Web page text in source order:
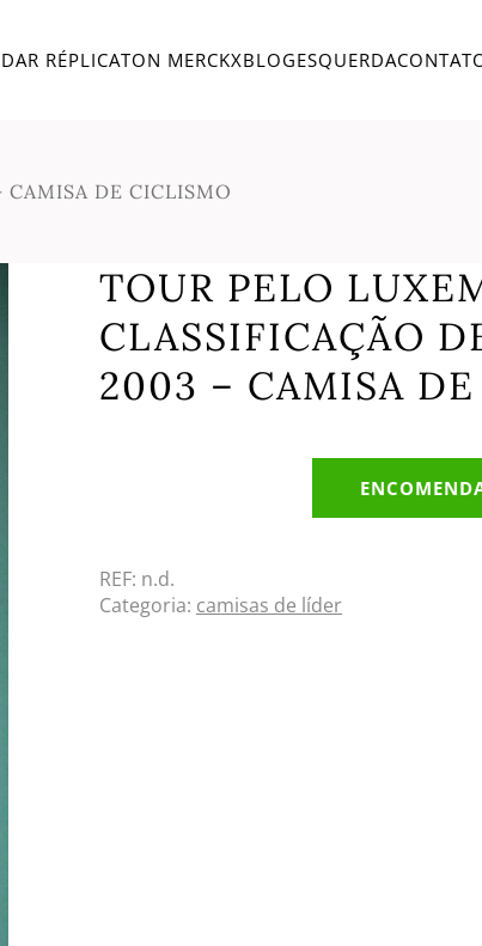
RÉPLICATON MERCKXBLOGESQUERDA
DE CICLISMO
TOUR PELO
CLASSIFICAÇÃO
2003 – CAMISA
REF: n.d.
Categoria: camisas de líder